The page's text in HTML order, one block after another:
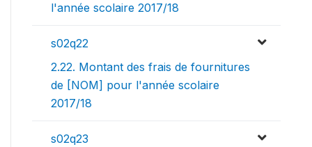
l'année scolaire 2017/18
s02q22
2.22. Montant des frais de fournitures
de [NOM] pour l'année scolaire
2017/18
s02q23